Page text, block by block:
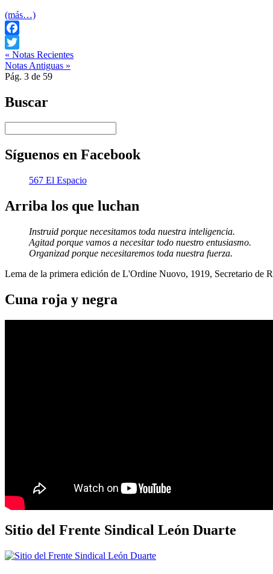
(más…)
Facebook
Twitter
« Notas Recientes
Notas Antiguas »
Pág. 3 de 59
Buscar
Síguenos en Facebook
567 El Espacio
Arriba los que luchan
Instruid porque necesitamos toda nuestra inteligencia.
Agitad porque vamos a necesitar todo nuestro entusiasmo.
Organizad porque necesitaremos toda nuestra fuerza.
Lema de la primera edición de L'Ordine Nuovo, 1919, Secretario de
Cuna roja y negra
Sitio del Frente Sindical León Duarte